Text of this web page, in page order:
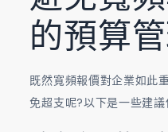
的預算
既然寬頻報價對企業如此
免超支呢?以下是一些建議